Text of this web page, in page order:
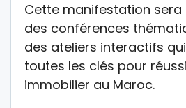
Cette manifestation
des conférences
des ateliers interactifs
toutes les clés pour
immobilier au Maroc.